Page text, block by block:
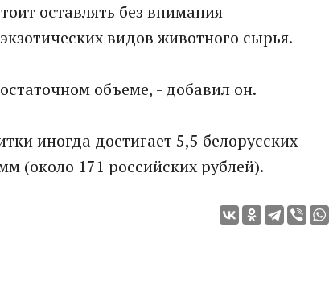
оставлять без внимания
видов животного сырья.
объеме, - добавил он.
иногда достигает 5,5 белорусских
(около 171 российских рублей).